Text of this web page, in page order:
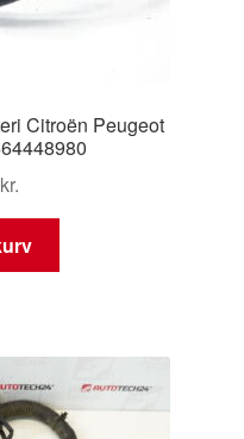
Citroën Peugeot
kr.